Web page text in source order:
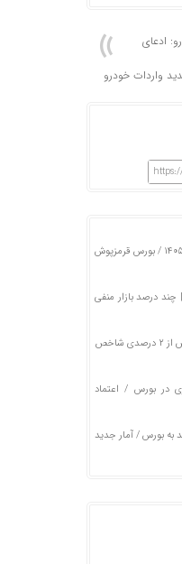
ادعای
واردات خودرو
نخستین هفته منفی بورس در سال ۱۴۰۵ / بورس قرمزپوش
چند درصد بازار منفی
بورس در بحبوحه جنگ | اصلاح بیش از ۲ درصدی شاخص
در بورس / اعتماد
جدید به بورس / آمار جدید